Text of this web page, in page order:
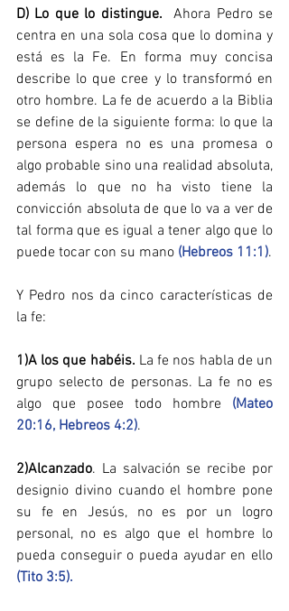
D) Lo que lo distingue. Ahora Pedro se
centra en una sola cosa que lo domina y
está es la Fe. En forma muy concisa
describe lo que cree y lo transformó en
otro hombre. La fe de acuerdo a la Biblia
se define de la siguiente forma: lo que la
persona espera no es una promesa o
algo probable sino una realidad absoluta,
además lo que no ha visto tiene la
convicción absoluta de que lo va a ver de
tal forma que es igual a tener algo que lo
puede tocar con su mano (Hebreos 11:1).
Y Pedro nos da cinco características de
la fe:
1)A los que habéis​. La fe nos habla de un
grupo selecto de personas. La fe no es
algo que posee todo hombre (Mateo
20:16, Hebreos 4:2).
2)Alcanzado​. La salvación se recibe por
designio divino cuando el hombre pone
su fe en Jesús, no es por un logro
personal, no es algo que el hombre lo
(Tito 3:5).